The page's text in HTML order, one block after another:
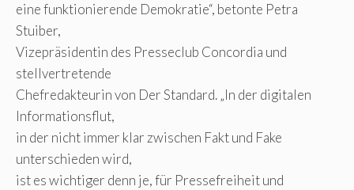
eine funktionierende Demokratie“, betonte Petra
Stuiber,
Vizepräsidentin des Presseclub Concordia und
stellvertretende
Chefredakteurin von Der Standard. „In der digitalen
Informationsflut,
in der nicht immer klar zwischen Fakt und Fake
unterschieden wird,
ist es wichtiger denn je, für Pressefreiheit und